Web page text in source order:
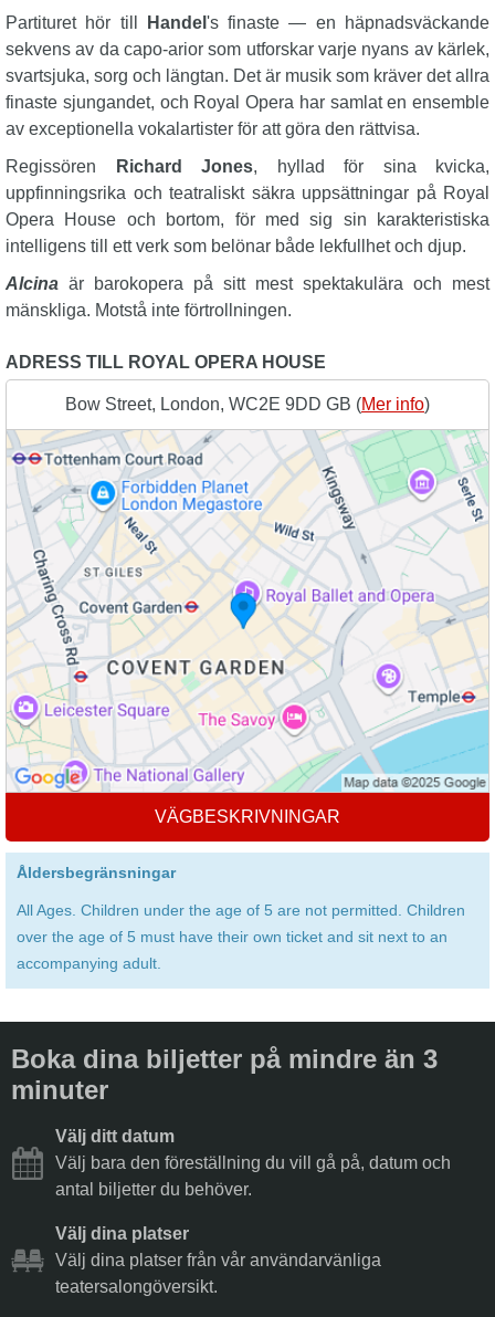
Partituret hör till
Handel 's finaste — en häpnadsväckande
sekvens av da capo-arior som utforskar varje nyans av kärlek,
svartsjuka, sorg och längtan. Det är musik som kräver det allra
finaste sjungandet, och Royal Opera har samlat en ensemble
av exceptionella vokalartister för att göra den rättvisa.
Regissören
Richard Jones, hyllad för sina kvicka,
uppfinningsrika och teatraliskt säkra uppsättningar på Royal
Opera House och bortom, för med sig sin karakteristiska
intelligens till ett verk som belönar både lekfullhet och djup.
Alcina är barokopera på sitt mest spektakulära och mest
mänskliga. Motstå inte förtrollningen.
ADRESS TILL ROYAL OPERA HOUSE
Bow Street, London, WC2E 9DD GB (Mer info)
VÄGBESKRIVNINGAR
Åldersbegränsningar
All Ages. Children under the age of 5 are not permitted. Children
over the age of 5 must have their own ticket and sit next to an
accompanying adult.
Boka dina biljetter på mindre än 3
minuter
Välj ditt datum
Välj bara den föreställning du vill gå på, datum och
antal biljetter du behöver.
Välj dina platser
Välj dina platser från vår användarvänliga
teatersalongöversikt.